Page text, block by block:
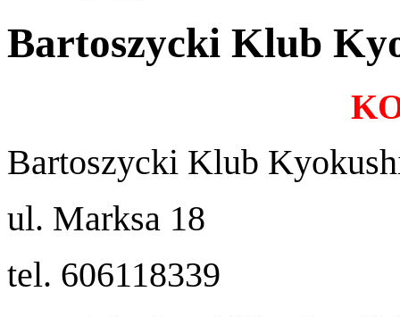
Bartoszycki Klub
Bartoszycki Klub
ul. Marksa 18
tel. 606118339